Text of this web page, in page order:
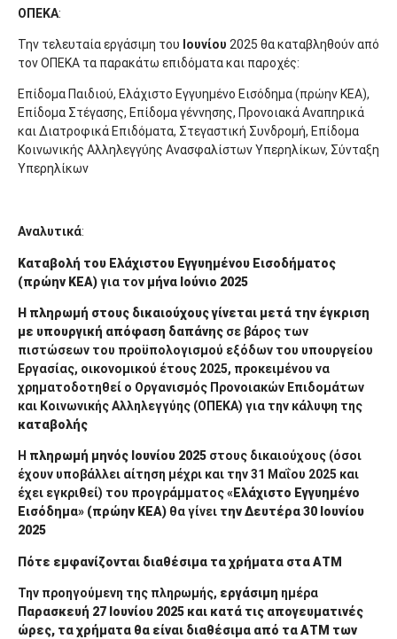
ΟΠΕΚΑ:
Την τελευταία εργάσιμη του Ιουνίου 2025 θα καταβληθούν από
τον ΟΠΕΚΑ τα παρακάτω επιδόματα και παροχές:
Επίδομα Παιδιού, Ελάχιστο Εγγυημένο Εισόδημα (πρώην ΚΕΑ),
Επίδομα Στέγασης, Επίδομα γέννησης, Προνοιακά Αναπηρικά
και Διατροφικά Επιδόματα, Στεγαστική Συνδρομή, Επίδομα
Κοινωνικής Αλληλεγγύης Ανασφαλίστων Υπερηλίκων, Σύνταξη
Υπερηλίκων
Αναλυτικά:
Καταβολή του Ελάχιστου Εγγυημένου Εισοδήματος
(πρώην ΚΕΑ)για τον μήνα Ιούνιο 2025
Η πληρωμή στους δικαιούχους γίνεται μετά την έγκριση
με υπουργική απόφαση δαπάνης σε βάρος των
πιστώσεων του προϋπολογισμού εξόδων του υπουργείου
Εργασίας, οικονομικού έτους 2025, προκειμένου να
χρηματοδοτηθεί ο Οργανισμός Προνοιακών Επιδομάτων
και Κοινωνικής Αλληλεγγύης (ΟΠΕΚΑ) για την κάλυψη της
καταβολής
Η πληρωμή μηνός Ιουνίου 2025 στους δικαιούχους (όσοι
έχουν υποβάλλει αίτηση μέχρι και την 31 Μαΐου 2025 και
έχει εγκριθεί) του προγράμματος « Ελάχιστο Εγγυημένο
Εισόδημα» (πρώην ΚΕΑ) θα γίνει την Δευτέρα 30 Ιουνίου
2025
Πότε εμφανίζονται διαθέσιμα τα χρήματα στα ΑΤΜ
Την προηγούμενη της πληρωμής, εργάσιμη ημέρα
Παρασκευή 27 Ιουνίου 2025 και κατά τις απογευματινές
ώρες, τα χρήματα θα είναι διαθέσιμα από τα ΑΤΜ των